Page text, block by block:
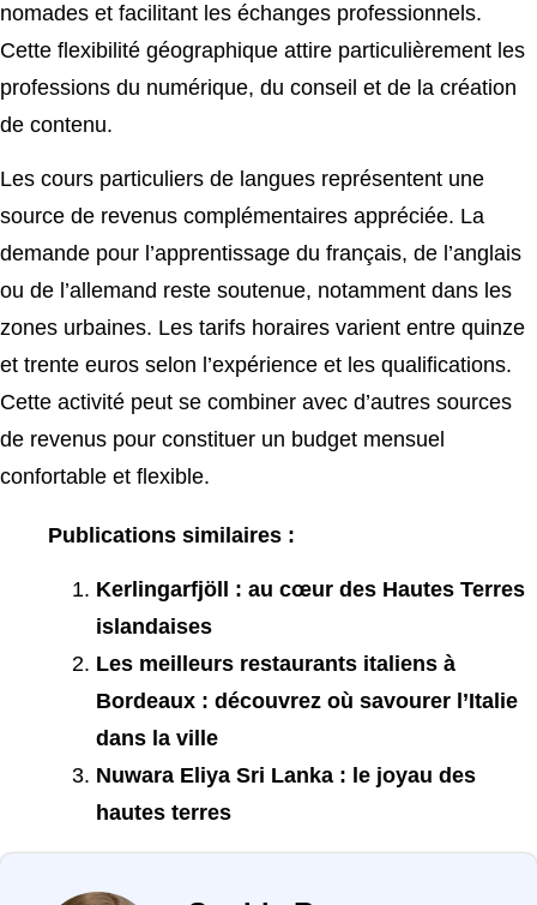
nomades et facilitant les échanges professionnels.
Cette flexibilité géographique attire particulièrement les
professions du numérique, du conseil et de la création
de contenu.
Les cours particuliers de langues représentent une
source de revenus complémentaires appréciée. La
demande pour l’apprentissage du français, de l’anglais
ou de l’allemand reste soutenue, notamment dans les
zones urbaines. Les tarifs horaires varient entre quinze
et trente euros selon l’expérience et les qualifications.
Cette activité peut se combiner avec d’autres sources
de revenus pour constituer un budget mensuel
confortable et flexible.
Publications similaires :
Kerlingarfjöll : au cœur des Hautes Terres
islandaises
Les meilleurs restaurants italiens à
Bordeaux : découvrez où savourer l’Italie
dans la ville
Nuwara Eliya Sri Lanka : le joyau des
hautes terres